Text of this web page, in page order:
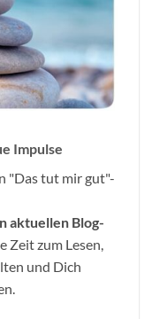
Impulse
"Das tut mir gut"-
aktuellen Blog-
Zeit zum Lesen,
und Dich